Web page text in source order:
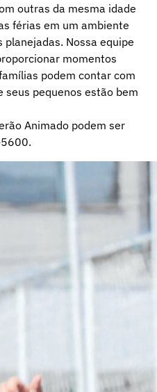
outras da mesma idade
férias em um ambiente
Nossa equipe
momentos
podem contar com
seus pequenos estão bem
Animado podem ser